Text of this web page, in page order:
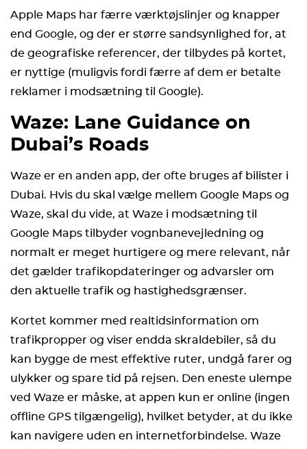
Apple Maps har færre værktøjslinjer og knapper
end Google, og der er større sandsynlighed for, at
de geografiske referencer, der tilbydes på kortet,
er nyttige (muligvis fordi færre af dem er betalte
reklamer i modsætning til Google).
Waze: Lane Guidance on
Dubai’s Roads
Waze er en anden app, der ofte bruges af bilister i
Dubai. Hvis du skal vælge mellem Google Maps og
Waze, skal du vide, at Waze i modsætning til
Google Maps tilbyder vognbanevejledning og
normalt er meget hurtigere og mere relevant, når
det gælder trafikopdateringer og advarsler om
den aktuelle trafik og hastighedsgrænser.
Kortet kommer med realtidsinformation om
trafikpropper og viser endda skraldebiler, så du
kan bygge de mest effektive ruter, undgå farer og
ulykker og spare tid på rejsen. Den eneste ulempe
ved Waze er måske, at appen kun er online (ingen
offline GPS tilgængelig), hvilket betyder, at du ikke
kan navigere uden en internetforbindelse. Waze